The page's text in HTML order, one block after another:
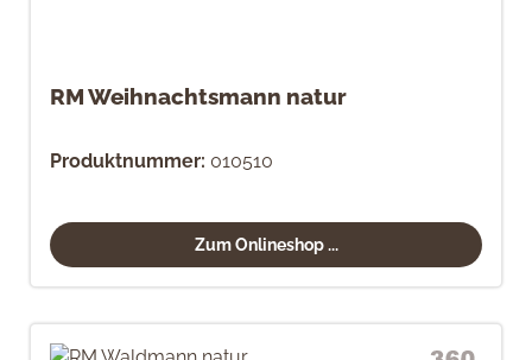
RM Weihnachtsmann natur
Produktnummer: 010510
Zum Onlineshop ...